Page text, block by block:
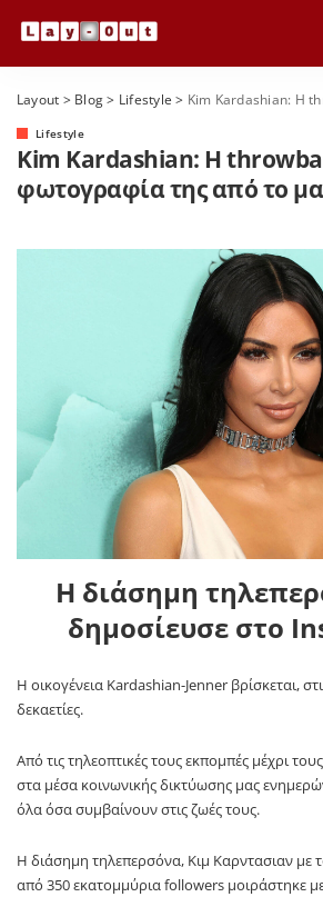
Layout > Blog> Lifestyle > Kim Kardashian: Η throwback
Lifestyle
Kim Kardashian: Η
φωτογραφία της από το
Η διάσημη
δημοσίευσε στο
Η οικογένεια Kardashian-Jenner βρίσκεται,
δεκαετίες.
Από τις τηλεοπτικές τους εκπομπές μέχρι
στα μέσα κοινωνικής δικτύωσης μας
όλα όσα συμβαίνουν στις ζωές τους.
Η διάσημη τηλεπερσόνα, Κιμ Καρντασιαν με
από 350 εκατομμύρια followers μοιράστηκε